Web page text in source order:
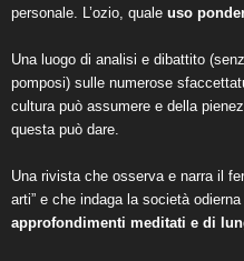
personale. L’ozio, quale uso
Una luogo di analisi e dibattito
pomposi) sulle numerose
cultura può assumere e della
questa può dare.
Una rivista che osserva e narra il
arti” e che indaga la società
approfondimenti meditati e di